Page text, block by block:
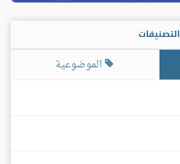
التصنيفات
الموضوعية